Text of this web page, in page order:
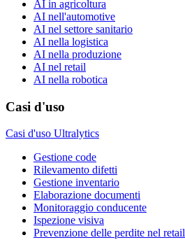
AI in agricoltura
AI nell'automotive
AI nel settore sanitario
AI nella logistica
AI nella produzione
AI nel retail
AI nella robotica
Casi d'uso
Casi d'uso Ultralytics
Gestione code
Rilevamento difetti
Gestione inventario
Elaborazione documenti
Monitoraggio conducente
Ispezione visiva
Prevenzione delle perdite nel retail